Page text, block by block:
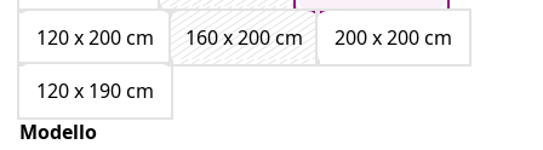
120 x 200 cm
160 x 200 cm
200 x 200 cm
120 x 190 cm
Modello